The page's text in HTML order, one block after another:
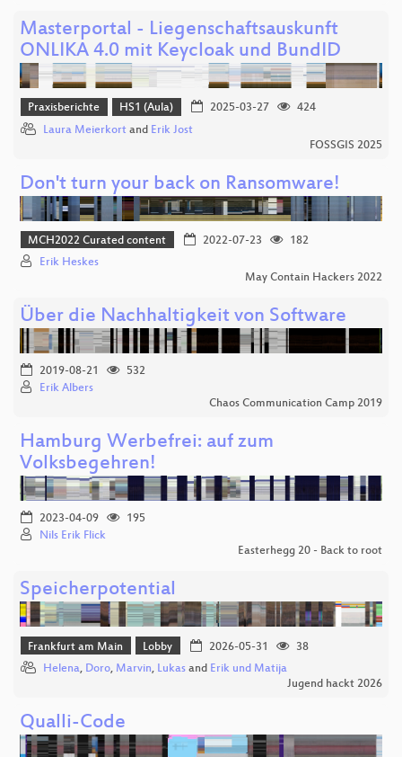
Masterportal - Liegenschaftsauskunft
ONLIKA 4.0 mit Keycloak und BundID
Praxisberichte HS1 (Aula) 2025-03-27
424
Laura Meierkort and Erik Jost
FOSSGIS 2025
Don't turn your back on Ransomware!
MCH2022 Curated content 2022-07-23
182
Erik Heskes
May Contain Hackers 2022
Über die Nachhaltigkeit von Software
2019-08-21
532
Erik Albers
Chaos Communication Camp 2019
Hamburg Werbefrei: auf zum
Volksbegehren!
2023-04-09
195
Nils Erik Flick
Easterhegg 20 - Back to root
Speicherpotential
Frankfurt am Main Lobby 2026-05-31
38
Helena, Doro, Marvin, Lukas and Erik und Matija
Jugend hackt 2026
Qualli-Code